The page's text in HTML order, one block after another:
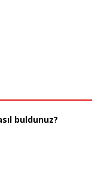
buldunuz?